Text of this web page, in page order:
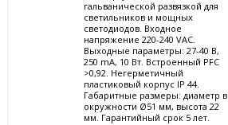
гальванической развязкой для
светильников и мощных
светодиодов. Входное
напряжение 220-240 VAC.
Выходные параметры: 27-40 В,
250 mА, 10 Вт. Встроенный PFC
>0,92. Негерметичный
пластиковый корпус IP 44.
Габаритные размеры: диаметр в
окружности Ø51 мм, высота 22
мм. Гарантийный срок 5 лет.